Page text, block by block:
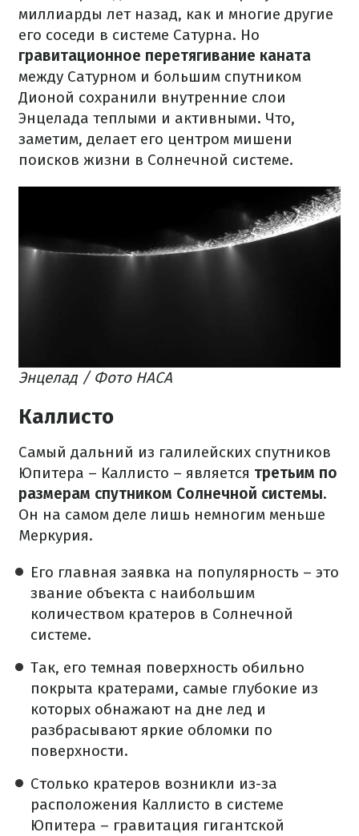
миллиарды лет назад, как и многие другие
его соседи в системе Сатурна. Но
гравитационное перетягивание каната
между Сатурном и большим спутником
Дионой сохранили внутренние слои
Энцелада теплыми и активными. Что,
заметим, делает его центром мишени
поисков жизни в Солнечной системе.
Энцелад / Фото НАСА
Каллисто
Самый дальний из галилейских спутников
Юпитера – Каллисто – является третьим по
размерам спутником Солнечной системы.
Он на самом деле лишь немногим меньше
Меркурия.
Его главная заявка на популярность – это
звание объекта с наибольшим
количеством кратеров в Солнечной
системе.
Так, его темная поверхность обильно
покрыта кратерами, самые глубокие из
которых обнажают на дне лед и
разбрасывают яркие обломки по
поверхности.
Столько кратеров возникли из-за
расположения Каллисто в системе
Юпитера – гравитация гигантской